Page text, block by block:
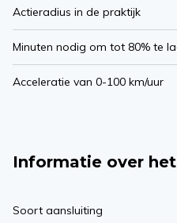
Actieradius in de praktijk
Minuten nodig om tot 80% te
Acceleratie van 0-100 km/uur
Informatie over
Soort aansluiting